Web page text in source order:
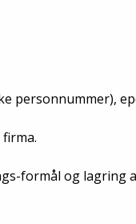
personnummer),
formål og lagring